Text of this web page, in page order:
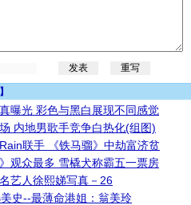
】
曝光 彩色与黑白展现不同感觉
内地男歌手竞争白热化(组图)
联手 《铁马骝》中劫富济贫
》观众最多 雪橇犬称霸五一票房
艺人徐熙娣写真－26
史--最薄命港姐：翁美玲